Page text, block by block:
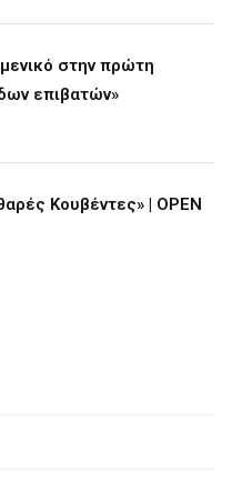
στην πρώτη
επιβατών»
Κουβέντες» | OPEN